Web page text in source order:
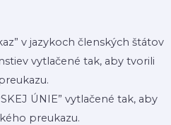
v jazykoch členských štátov
vytlačené tak, aby tvorili
ÚNIE” vytlačené tak, aby
preukazu.